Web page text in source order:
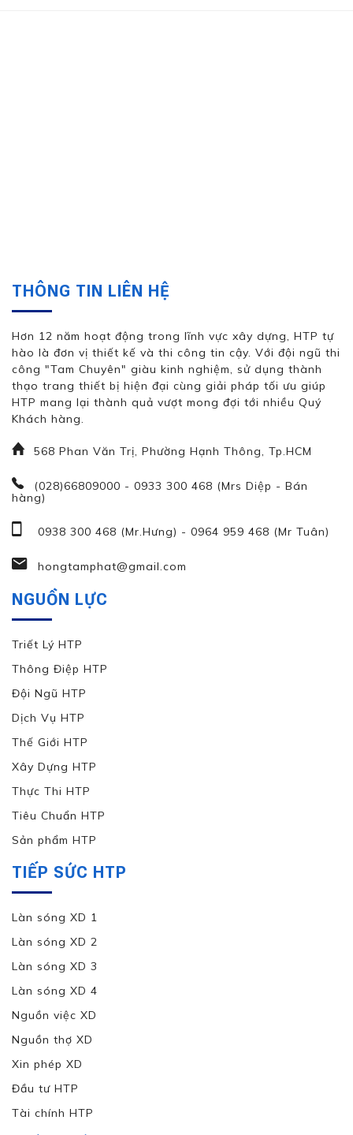
THÔNG TIN LIÊN HỆ
Hơn 12 năm hoạt động trong lĩnh vực xây dựng, HTP tự
hào là đơn vị thiết kế và thi công tin cậy. Với đội ngũ thi
công "Tam Chuyên" giàu kinh nghiệm, sử dụng thành
thạo trang thiết bị hiện đại cùng giải pháp tối ưu giúp
HTP mang lại thành quả vượt mong đợi tới nhiều Quý
Khách hàng.
568 Phan Văn Trị, Phường Hạnh Thông, Tp.HCM
(028)66809000 - 0933 300 468 (Mrs Diệp - Bán
hàng)
0938 300 468 (Mr.Hưng) - 0964 959 468 (Mr Tuân)
hongtamphat@gmail.com
NGUỒN LỰC
Triết Lý HTP
Thông Điệp HTP
Đội Ngũ HTP
Dịch Vụ HTP
Thế Giới HTP
Xây Dựng HTP
Thực Thi HTP
Tiêu Chuẩn HTP
Sản phẩm HTP
TIẾP SỨC HTP
Làn sóng XD 1
Làn sóng XD 2
Làn sóng XD 3
Làn sóng XD 4
Nguồn việc XD
Nguồn thợ XD
Xin phép XD
Đầu tư HTP
Tài chính HTP